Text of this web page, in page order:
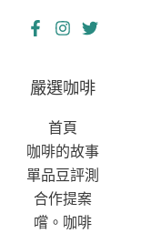
嚴選咖啡
首頁
咖啡的故事
單品豆評測
合作提案
嚐。咖啡